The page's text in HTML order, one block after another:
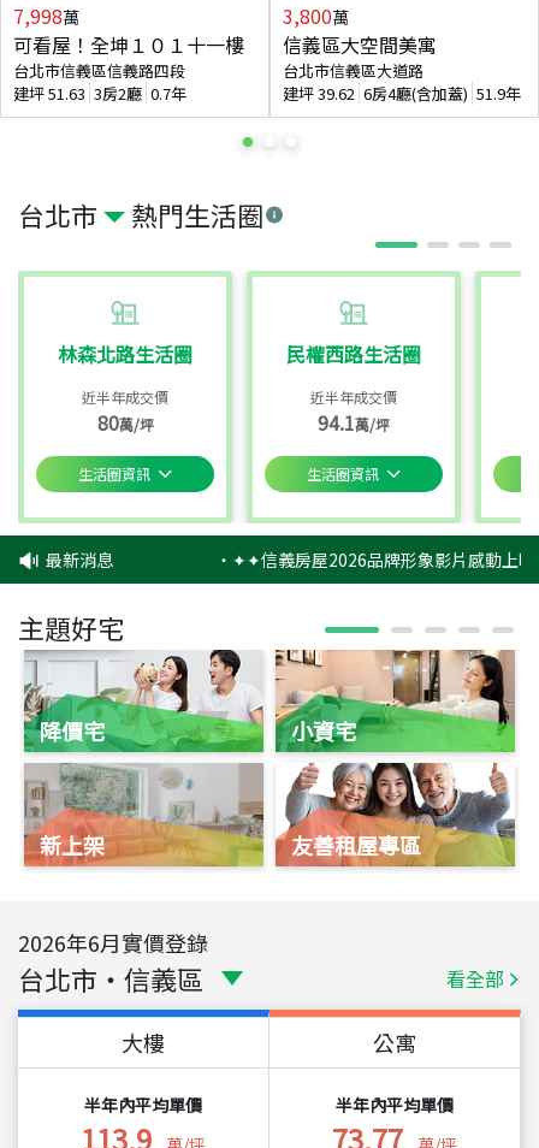
台北市 熱門生活圈
林森北路生活圈
近半年成交價
80萬/坪
生活圈資訊
民權西路生活圈
近半年成交價
94.1萬/坪
生活圈資訊
7,998萬
可看屋！全坤１０１十一樓
台北市信義區信義路四段
建坪51.63 3房2廳 0.7年
3,800萬
信義區大空間美寓
台北市信義區大道路
建坪39.62 6房4廳(含加蓋) 51.9年
最新消息 ‧✦✦信義房屋2026品牌形象影片感動上
主題好宅
降價宅
新上架
小資宅
友善租屋專區
2026年6月實價登錄
台北市 ・ 信義區 看全部
大樓
半年內平均單價
113.9
公寓
半年內平均單價
73.77